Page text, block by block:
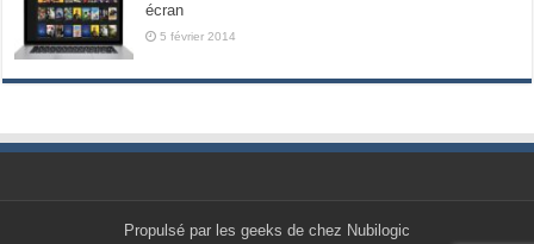
écran
5 février 2014
Propulsé par les geeks de chez Nubilogic